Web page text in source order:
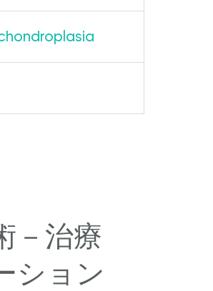
－治療
ション